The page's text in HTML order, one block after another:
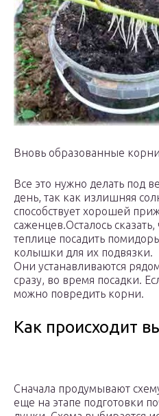
Вновь образованные корни
Все это нужно делать под
день, так как излишняя
способствует хорошей
саженцев.Осталось
теплице посадить
колышки для их подвязки.
Они устанавливаются
сразу, во время посадки.
можно повредить корни.
Как происходит
Сначала продумывают
еще на этапе подготовки